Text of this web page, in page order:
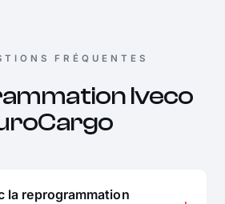
FRÉQUENTES
Iveco
la reprogrammation